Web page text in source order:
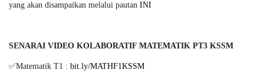
yang akan disampaikan melalui pautan INI
SENARAI VIDEO KOLABORATIF MATEMATIK PT3 KSSM
✅Matematik T1 : bit.ly/MATHF1KSSM